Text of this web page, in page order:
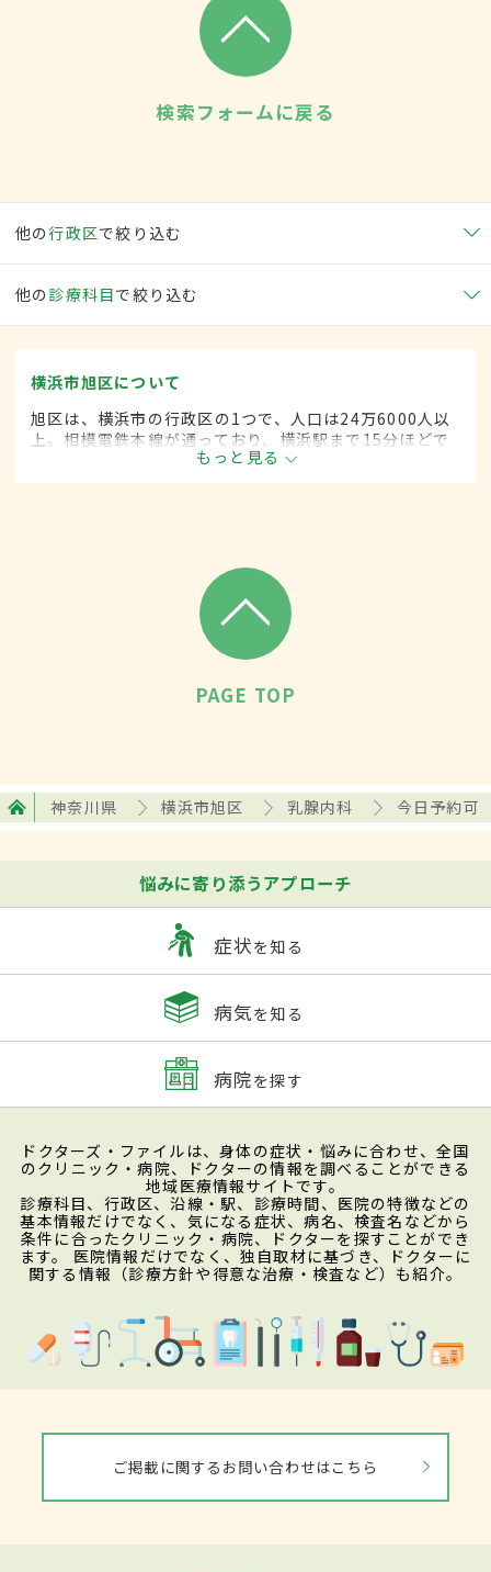
検索フォームに戻る
他の行政区で絞り込む
他の 診療科目で絞り込む
横浜市旭区について
旭区は、横浜市の行政区の1つで、人口は24万6000人以
上。相模電鉄本線が通っており、横浜駅まで15分ほどで
アクセスが可能。閑静な住宅街のほか、花見を楽しめる
公園や動物園などがあり、区外からも多くの人が訪れ
もっと見る
PAGE TOP
神奈川県 横浜市旭区 乳腺内科 今日予約可
悩みに寄り添うアプローチ
症状を知る
病気を知る
病院を探す
ドクターズ・ファイルは、身体の症状・悩みに合わせ、全国
のクリニック・病院、ドクターの情報を調べることができる
地域医療情報サイトです。
診療科目、行政区、沿線・駅、診療時間、医院の特徴などの
基本情報だけでなく、気になる症状、病名、検査名などから
条件に合ったクリニック・病院、ドクターを探すことができ
ます。 医院情報だけでなく、独自取材に基づき、ドクターに
関する情報（診療方針や得意な治療・検査など）も紹介。
ご掲載に関するお問い合わせはこちら